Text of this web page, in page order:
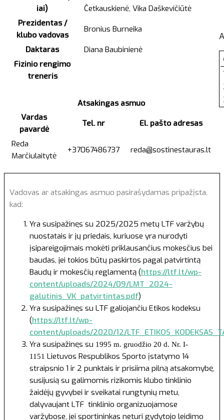
iai)
Četkauskienė, Vika Daškevičiūtė
Prezidentas /
klubo vadovas
Bronius Burneika
Daktaras
Diana Baubinienė
Fizinio rengimo
treneris
Atsakingas asmuo
Vardas
pavardė
Tel. nr El. pašto adresas
Reda
Marčiulaitytė
+37067486737 reda@sostinestauras.lt
Vadovas ar atsakingas asmuo pasirašydamas pripažįsta,
kad:
Yra susipažinęs su 2025/2025 metų LTF varžybų
nuostatais ir jų priedais, kuriuose yra nurodyti
įsipareigojimais mokėti priklausančius mokesčius bei
baudas, jei tokios būtų paskirtos pagal patvirtintą
Baudų ir mokesčių reglamentą (https://ltf.lt/wp-
content/uploads/2024/09/LMT_2024-
galutinis_VK_patvirtintas.pdf)
Yra susipažinęs su LTF galiojančiu Etikos kodeksu
(https://ltf.lt/wp-
content/uploads/2020/12/
Yra susipažinęs su 1995 m. gruodžio 20 d. Nr. I-
1151 Lietuvos Respublikos Sporto įstatymo 14
straipsnio 1 ir 2 punktais ir prisiima pilną atsakomybę,
susijusią su galimomis rizikomis klubo tinklinio
žaidėjų gyvybei ir sveikatai rungtynių metu,
dalyvaujant LTF tinklinio organizuojamose
varžybose, jei sportininkas neturi gydytojo leidimo